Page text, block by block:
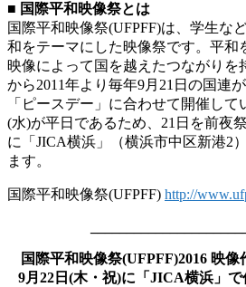
■ 国際平和映像祭とは
国際平和映像祭(UFPFF)は、学生な
和をテーマにした映像祭です。平和
映像によって国を越えたつながりを
から2011年より毎年9月21日の国連
「ピースデー」に合わせて開催して
(水)が平日であるため、21日を前夜
に「JICA横浜」（横浜市中区新港2
ます。
国際平和映像祭(UFPFF) http://
国際平和映像祭(UFPFF)2016 映
9月22日(木・祝)に「JICA横浜」